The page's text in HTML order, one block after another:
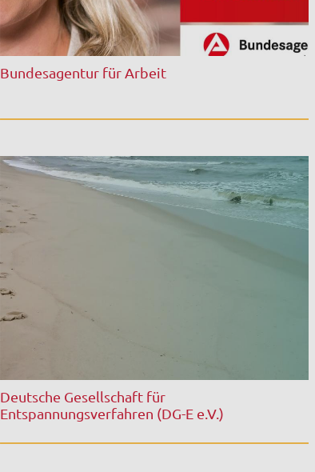
Bundesagentur für Arbeit
Deutsche Gesellschaft für
Entspannungsverfahren (DG-E e.V.)